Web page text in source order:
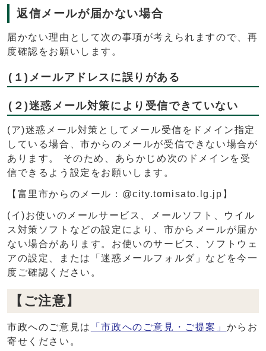
返信メールが届かない場合
届かない理由として次の事項が考えられますので、再
度確認をお願いします。
(１)メールアドレスに誤りがある
(２)迷惑メール対策により受信できていない
(ア)迷惑メール対策としてメール受信をドメイン指定
している場合、市からのメールが受信できない場合が
あります。 そのため、あらかじめ次のドメインを受
信できるよう設定をお願いします。
【富里市からのメール：@city.tomisato.lg.jp】
(イ)お使いのメールサービス、メールソフト、ウイル
ス対策ソフトなどの設定により、市からメールが届か
ない場合があります。お使いのサービス、ソフトウェ
アの設定、または「迷惑メールフォルダ」などを今一
度ご確認ください。
【ご注意】
市政へのご意見は 「市政へのご意見・ご提案」 からお
寄せください。